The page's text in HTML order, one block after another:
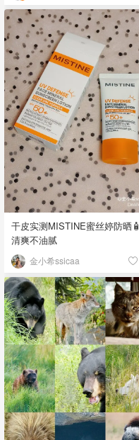
干皮实测MISTINE蜜丝婷防晒🧴
清爽不油腻
金小希ssicaa